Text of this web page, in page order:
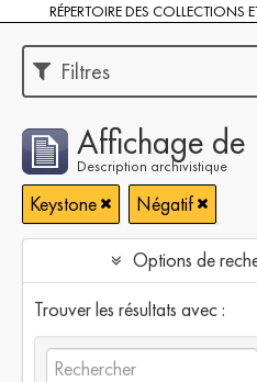
RÉPERTOIRE DES
Filtres
Affichage de
Description archivistique
Keystone Négatif
Options de
Trouver les résultats avec :